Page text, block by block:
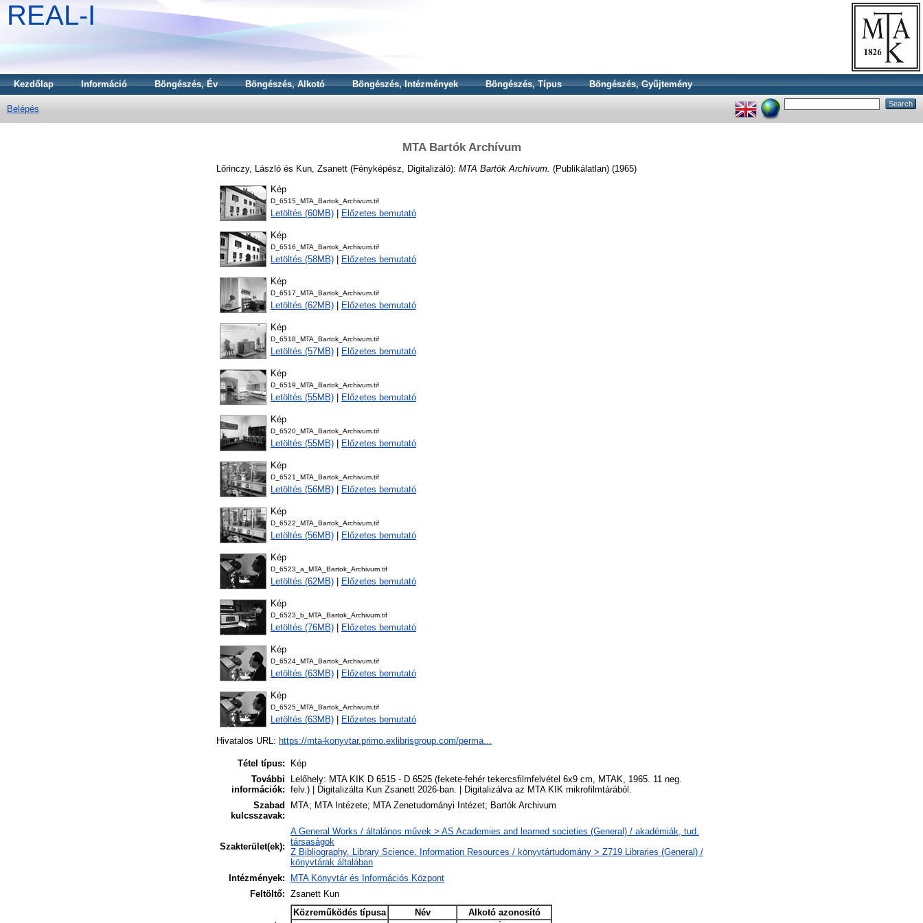
REAL-I
Kezdőlap Információ Böngészés, Év Böngészés, Alkotó Böngészés, Intézmények Böngészés, Típus Böngészés, Gyűjtemény
Belépés
MTA Bartók Archívum
Lőrinczy, László és Kun, Zsanett (Fényképész, Digitalizáló): MTA Bartók Archívum. (Publikálatlan) (1965)
Kép
D_6515_MTA_Bartok_Archivum.tif
Letöltés (60MB) Előzetes bemutató
Kép
D_6516_MTA_Bartok_Archivum.tif
Letöltés (58MB) Előzetes bemutató
Kép
D_6517_MTA_Bartok_Archivum.tif
Letöltés (62MB) Előzetes bemutató
Kép
D_6518_MTA_Bartok_Archivum.tif
Letöltés (57MB) Előzetes bemutató
Kép
D_6519_MTA_Bartok_Archivum.tif
Letöltés (55MB) Előzetes bemutató
Kép
D_6520_MTA_Bartok_Archivum.tif
Letöltés (55MB) Előzetes bemutató
Kép
D_6521_MTA_Bartok_Archivum.tif
Letöltés (56MB) Előzetes bemutató
Kép
D_6522_MTA_Bartok_Archivum.tif
Letöltés (56MB) Előzetes bemutató
Kép
D_6523_a_MTA_Bartok_Archivum.tif
Letöltés (62MB) Előzetes bemutató
Kép
D_6523_b_MTA_Bartok_Archivum.tif
Letöltés (76MB) Előzetes bemutató
Kép
D_6524_MTA_Bartok_Archivum.tif
Letöltés (63MB) Előzetes bemutató
Kép
D_6525_MTA_Bartok_Archivum.tif
Letöltés (63MB) Előzetes bemutató
Hivatalos URL: https://mta-konyvtar.primo.exlibrisgroup.com/perma...
Tétel típus:
Kép
További
információk:
Lelőhely: MTA KIK D 6515 - D 6525 (fekete-fehér tekercsfilmfelvétel 6x9 cm, MTAK, 1965. 11 neg.
felv.) | Digitalizálta Kun Zsanett 2026-ban. | Digitalizálva az MTA KIK mikrofilmtárából.
Szabad
kulcsszavak:
MTA; MTA Intézete; MTA Zenetudományi Intézet; Bartók Archivum
Szakterület(ek):
A General Works / általános művek > AS Academies and learned societies (General) / akadémiák, tud.
társaságok
Z Bibliography. Library Science. Information Resources / könyvtártudomány > Z719 Libraries (General) /
könyvtárak általában
Intézmények:
MTA Könyvtár és Információs Központ
Feltöltő: Zsanett Kun
Közreműködés típusa Név
Alkotó azonosító